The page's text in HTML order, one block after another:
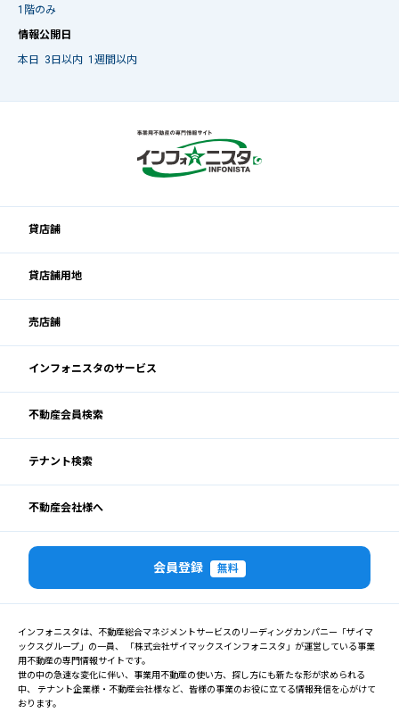
1階のみ
情報公開日
本日
3日以内 1週間以内
貸店舗
貸店舗用地
売店舗
インフォニスタのサービス
不動産会員検索
テナント検索
不動産会社様へ
会員登録 無料
インフォニスタは、不動産総合マネジメントサービスのリーディングカンパニー「ザイマ
ックスグループ」の一員、 「株式会社ザイマックスインフォニスタ」が運営している事業
用不動産の専門情報サイトです。
世の中の急速な変化に伴い、事業用不動産の使い方、探し方にも新たな形が求められる
中、 テナント企業様・不動産会社様など、皆様の事業のお役に立てる情報発信を心がけて
おります。